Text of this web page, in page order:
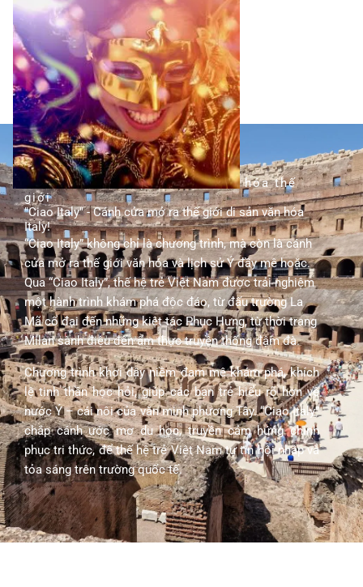
hành trình khám phá di sản văn hóa thế
giới
"Ciao Italy" - Cánh cửa mở ra thế giới di sản văn hóa
Italy!
“Ciao Italy” không chỉ là chương trình, mà còn là cánh
cửa mở ra thế giới văn hóa và lịch sử Ý đầy mê hoặc.
Qua “Ciao Italy”, thế hệ trẻ Việt Nam được trải nghiệm
một hành trình khám phá độc đáo, từ đấu trường La
Mã cổ đại đến những kiệt tác Phục Hưng, từ thời trang
Milan sành điệu đến ẩm thực truyền thống đậm đà.
Chương trình khơi dậy niềm đam mê khám phá, khích
lệ tinh thần học hỏi, giúp các bạn trẻ hiểu rõ hơn về
nước Ý – cái nôi của văn minh phương Tây. “Ciao Italy”
chắp cánh ước mơ du học, truyền cảm hứng chinh
phục tri thức, để thế hệ trẻ Việt Nam tự tin hội nhập và
tỏa sáng trên trường quốc tế.